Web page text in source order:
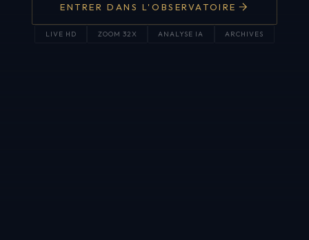
ENTRER DANS L'OBSERVATOIRE
LIVE HD ZOOM 32X ANALYSE IA ARCHIVES